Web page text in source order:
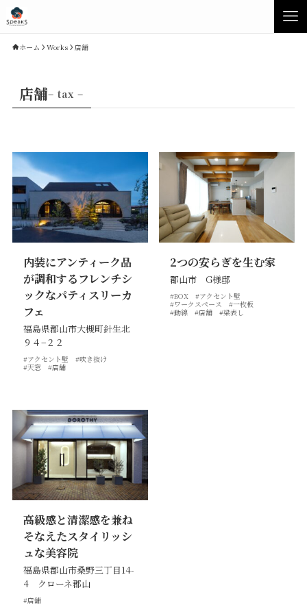
Concept
Speaksの家づくり
性能について
素材について
価格について
Product
イベント・見学会
展示場・モデルハウス
商品ラインナップ
建築実例・お客様イン
お知らせ
土地情報
コラム
スタッフブログ
吉田のブログ
Other
リフォーム
採用情報
オーダー家具
ホーム Works 店舗
店舗– tax –
内装にアンティーク品
が調和するフレンチシ
ックなパティスリーカ
フェ
福島県郡山市大槻町針生北
９４−２２
#アクセント壁
#吹き抜け
#天窓
#店舗
2つの安らぎを生む家
郡山市 G様邸
#BOX
#アクセント壁
#ワークスペース
#一枚板
#動線
#店舗 #梁表し
高級感と清潔感を兼ね
そなえたスタイリッシ
ュな美容院
福島県郡山市桑野三丁目14-
4 クローネ郡山
#店舗